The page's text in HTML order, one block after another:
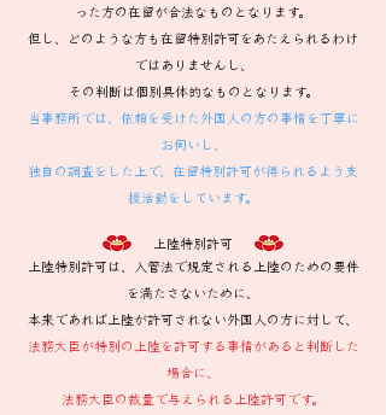
った方の在留が合法なものとなります。
但し、どのような方も在留特別許可をあたえられるわけ
ではありませんし、
その判断は個別具体的なものとなります。
当事務所では、依頼を受けた外国人の方の事情を丁寧に
お伺いし、
独自の調査をした上で、在留特別許可が得られるよう支
援活動をしています。
上陸特別許可
上陸特別許可は、入管法で規定される上陸のための要件
を満たさないために、
本来であれば上陸が許可されない外国人の方に対して、
法務大臣が特別の上陸を許可する事情があると判断した
場合に、
法務大臣の裁量で与えられる上陸許可です。